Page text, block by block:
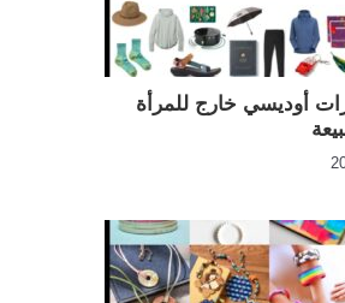
أوديسي خارج للمرأة